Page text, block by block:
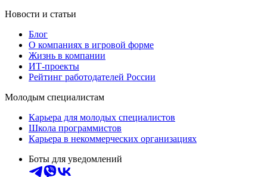
Новости и статьи
Блог
О компаниях в игровой форме
Жизнь в компании
ИТ-проекты
Рейтинг работодателей России
Молодым специалистам
Карьера для молодых специалистов
Школа программистов
Карьера в некоммерческих организациях
Боты для уведомлений